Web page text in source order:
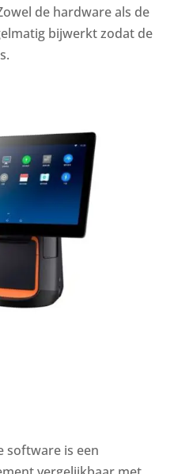
de hardware als de
bijwerkt zodat de
software is een